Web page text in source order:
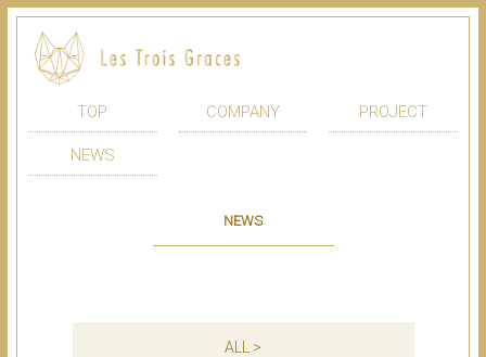
TOP COMPANY PROJECT
NEWS
NEWS
ALL >